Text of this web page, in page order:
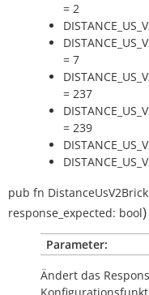
= 2
= 7
= 237
= 239
pub fn
response_expected: bool)
Parameter:
Ändert das